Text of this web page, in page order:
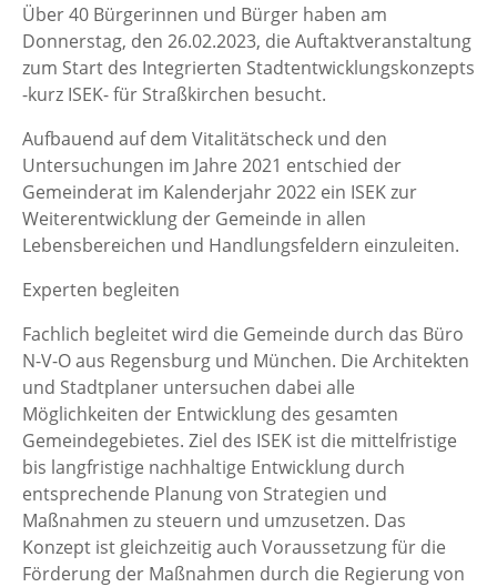
Über 40 Bürgerinnen und Bürger haben am
Donnerstag, den 26.02.2023, die Auftaktveranstaltung
zum Start des Integrierten Stadtentwicklungskonzepts
-kurz ISEK- für Straßkirchen besucht.
Aufbauend auf dem Vitalitätscheck und den
Untersuchungen im Jahre 2021 entschied der
Gemeinderat im Kalenderjahr 2022 ein ISEK zur
Weiterentwicklung der Gemeinde in allen
Lebensbereichen und Handlungsfeldern einzuleiten.
Experten begleiten
Fachlich begleitet wird die Gemeinde durch das Büro
N-V-O aus Regensburg und München. Die Architekten
und Stadtplaner untersuchen dabei alle
Möglichkeiten der Entwicklung des gesamten
Gemeindegebietes. Ziel des ISEK ist die mittelfristige
bis langfristige nachhaltige Entwicklung durch
entsprechende Planung von Strategien und
Maßnahmen zu steuern und umzusetzen. Das
Konzept ist gleichzeitig auch Voraussetzung für die
Förderung der Maßnahmen durch die Regierung von